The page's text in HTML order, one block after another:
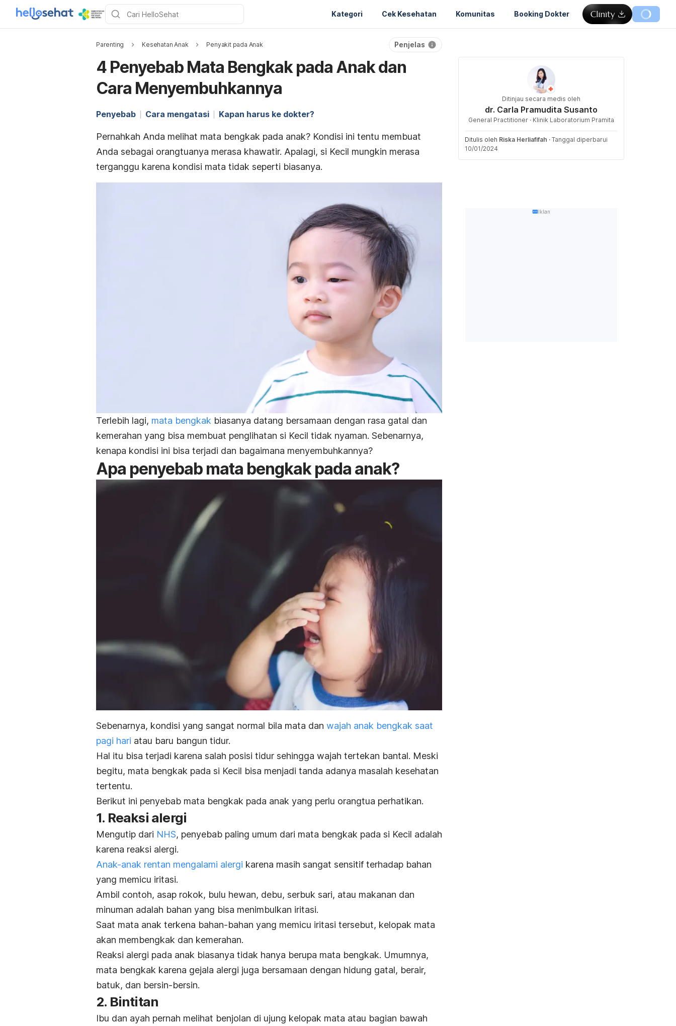
Kategori Cek Kesehatan Komunitas Booking Dokter
Parenting Kesehatan Anak Penyakit pada Anak Penjelas
4 Penyebab Mata Bengkak pada Anak dan
Cara Menyembuhkannya
Penyebab Cara mengatasi Kapan harus ke dokter?
Pernahkah Anda melihat mata bengkak pada anak? Kondisi ini tentu membuat
Anda sebagai orangtuanya merasa khawatir. Apalagi, si Kecil mungkin merasa
terganggu karena kondisi mata tidak seperti biasanya.
Terlebih lagi, mata bengkak biasanya datang bersamaan dengan rasa gatal dan
kemerahan yang bisa membuat penglihatan si Kecil tidak nyaman. Sebenarnya,
kenapa kondisi ini bisa terjadi dan bagaimana menyembuhkannya?
Apa penyebab mata bengkak pada anak?
Sebenarnya, kondisi yang sangat normal bila mata dan wajah anak bengkak saat
pagi hari atau baru bangun tidur.
Hal itu bisa terjadi karena salah posisi tidur sehingga wajah tertekan bantal. Meski
begitu, mata bengkak pada si Kecil bisa menjadi tanda adanya masalah kesehatan
tertentu.
Berikut ini penyebab mata bengkak pada anak yang perlu orangtua perhatikan.
1. Reaksi alergi
Mengutip dari NHS, penyebab paling umum dari mata bengkak pada si Kecil adalah
karena reaksi alergi.
Anak-anak rentan mengalami alergi karena masih sangat sensitif terhadap bahan
yang memicu iritasi.
Ambil contoh, asap rokok, bulu hewan, debu, serbuk sari, atau makanan dan
minuman adalah bahan yang bisa menimbulkan iritasi.
Saat mata anak terkena bahan-bahan yang memicu iritasi tersebut, kelopak mata
akan membengkak dan kemerahan.
Reaksi alergi pada anak biasanya tidak hanya berupa mata bengkak. Umumnya,
mata bengkak karena gejala alergi juga bersamaan dengan hidung gatal, berair,
batuk, dan bersin-bersin.
2. Bintitan
Ibu dan ayah pernah melihat benjolan di ujung kelopak mata atau bagian bawah
Ditinjau secara medis oleh
dr. Carla Pramudita Susanto
General Practitioner · Klinik Laboratorium Pramita
Ditulis oleh Riska Herliafifah · Tanggal diperbarui
10/01/2024
Iklan